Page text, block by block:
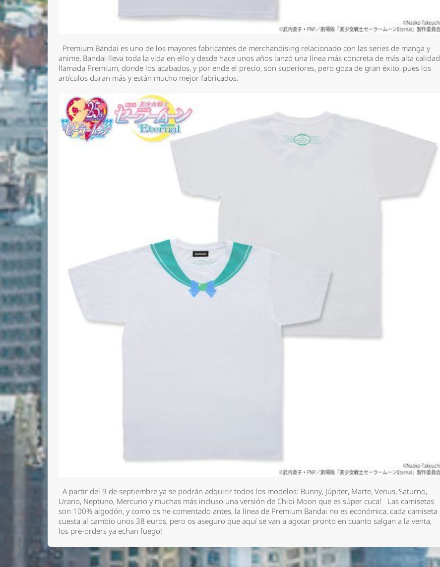
Premium Bandai es uno de los mayores fabricantes de merchandising relacionado con las series de manga y
anime, Bandai lleva toda la vida en ello y desde hace unos años lanzó una línea más concreta de más alta calidad
llamada Premium, donde los acabados, y por ende el precio, son superiores, pero goza de gran éxito, pues los
artículos duran más y están mucho mejor fabricados.
A partir del 9 de septiembre ya se podrán adquirir todos los modelos: Bunny, Júpiter, Marte, Venus, Saturno,
Urano, Neptuno, Mercurio y muchas más incluso una versión de Chibi Moon que es súper cuca! Las camisetas
son 100% algodón, y como os he comentado antes, la línea de Premium Bandai no es económica, cada camiseta
cuesta al cambio unos 38 euros, pero os aseguro que aquí se van a agotar pronto en cuanto salgan a la venta,
los pre-orders ya echan fuego!